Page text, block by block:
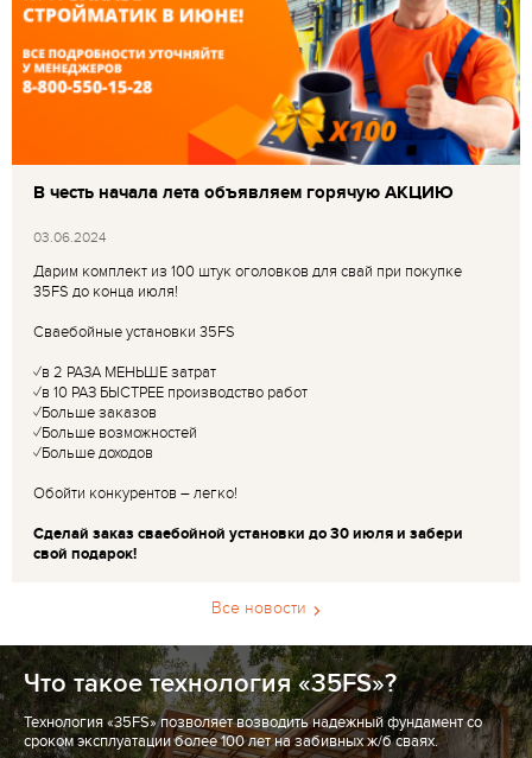
В честь начала лета объявляем горячую АКЦИЮ
03.06.2024
Дарим комплект из 100 штук оголовков для свай при покупке
35FS до конца июля!
Сваебойные установки 35FS
✓в 2 РАЗА МЕНЬШЕ затрат
✓в 10 РАЗ БЫСТРЕЕ производство работ
✓Больше заказов
✓Больше возможностей
✓Больше доходов
Обойти конкурентов – легко!
Сделай заказ сваебойной установки до 30 июля и забери
свой подарок!
Все новости
Что такое технология «35FS»?
Технология «35FS» позволяет возводить надежный фундамент со
сроком эксплуатации более 100 лет на забивных ж/б сваях.